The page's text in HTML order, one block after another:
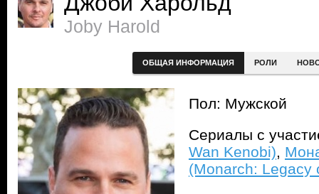
Joby Harold
ОБЩАЯ ИНФОРМАЦИЯ РОЛИ
Пол: Мужской
Сериалы с
Wan Kenobi),
(Monarch: Legacy